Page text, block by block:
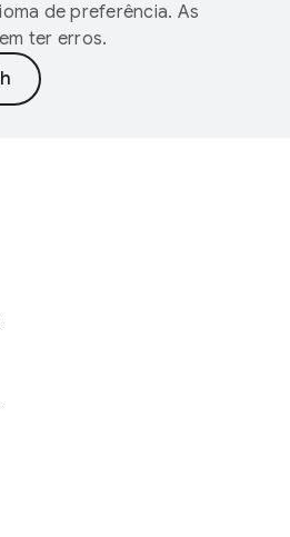
de preferência. As
ter erros.